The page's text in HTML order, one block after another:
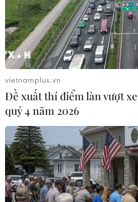
hợp quốc - trở thành mục tiêu của
lớn kể từ khi xung đột bắt đầu năm
vietnamplus.vn
Đề xuất thí điểm làn vượt
quý 4 năm 2026